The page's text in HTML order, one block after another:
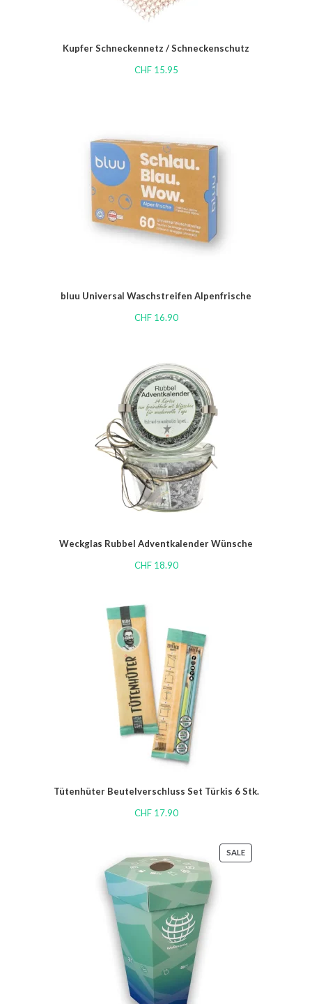
Kupfer Schneckennetz / Schneckenschutz
CHF15.95
bluu Universal Waschstreifen Alpenfrische
CHF16.90
Weckglas Rubbel Adventkalender Wünsche
CHF18.90
Tütenhüter Beutelverschluss Set Türkis 6 Stk.
CHF17.90
SALE